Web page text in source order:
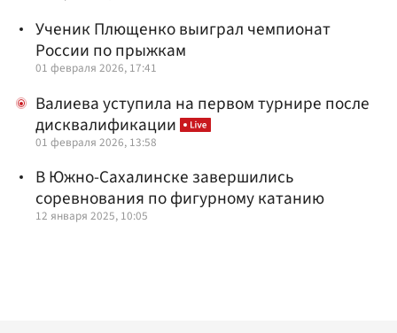
Ученик Плющенко выиграл чемпионат
России по прыжкам
01 февраля 2026, 17:41
Валиева уступила на первом турнире после
дисквалификации
01 февраля 2026, 13:58
В Южно-Сахалинске завершились
соревнования по фигурному катанию
12 января 2025, 10:05